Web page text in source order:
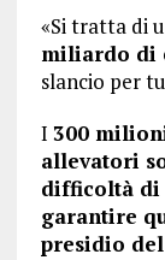
«Si tratta di
miliardo di
slancio per
I 300
allevatori
difficoltà di
garantire
presidio